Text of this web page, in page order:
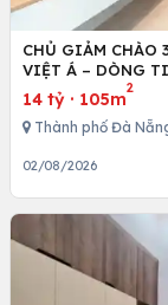
CHỦ GIẢM CHÀO
VIỆT Á – DÒNG
14 tỷ · 105m
2
Thành phố Đà
02/08/2026